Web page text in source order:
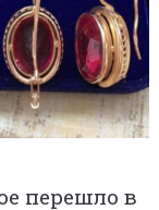
перешло в